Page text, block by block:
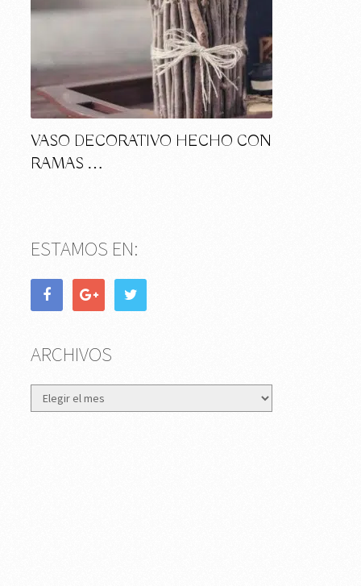
VASO DECORATIVO HECHO CON
RAMAS …
ESTAMOS EN:
ARCHIVOS
Archivos